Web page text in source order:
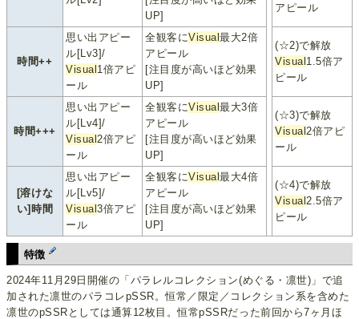
UP]
アピール
時間++
思い出アピー
ル[Lv3]/
Visual1倍アピ
ール
全観客にVisual最大2倍
アピール
[注目度が高いほど効果
UP]
(☆2)で解放
Visual1.5倍ア
ピール
時間+++
思い出アピー
ル[Lv4]/
Visual2倍アピ
ール
全観客にVisual最大3倍
アピール
[注目度が高いほど効果
UP]
(☆3)で解放
Visual2倍アピ
ール
[溶けな
い]時間
思い出アピー
ル[Lv5]/
Visual3倍アピ
ール
全観客にVisual最大4倍
アピール
[注目度が高いほど効果
UP]
(☆4)で解放
Visual2.5倍ア
ピール
特徴
2024年11月29日開催の「パラレルコレクション(めぐる・凛世)」で追
加された凛世のパラコレpSSR。恒常／限定／コレクション系を含めた
凛世のpSSRとしては通算12枚目。恒常pSSRだった前回から7ヶ月ほ